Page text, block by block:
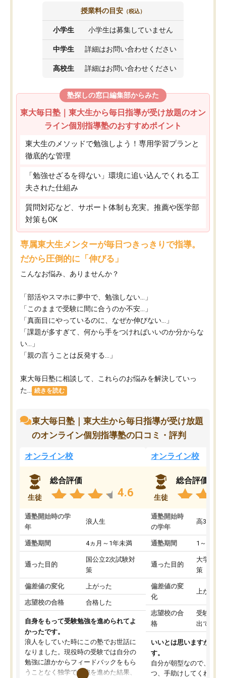
授業料の目安 （税込）
小学生 小学生は募集していません
中学生 詳細はお問い合わせください
高校生 詳細はお問い合わせください
塾探しの窓口編集部からみた
東大毎日塾｜東大生から毎日指導が受け放題のオン
ライン個別指導塾のおすすめポイント
東大生のメソッドで勉強しよう！専用学習プランと
徹底的な管理
「勉強せざるを得ない」環境に追い込んでくれる工
夫された仕組み
質問対応など、サポート体制も充実。推薦や医学部
対策もOK
専属東大生メンターが毎日つきっきりで指導。
だから圧倒的に「伸びる」
こんなお悩み、ありませんか？
「部活やスマホに夢中で、勉強しない…」
「このままで受験に間に合うのか不安…」
「真面目にやっているのに、なぜか伸びない…」
「課題が多すぎて、何から手をつければいいのか分からな
い…」
「親の言うことは反発する…」
東大毎日塾に相談して、これらのお悩みを解決していっ
た...
続きを読む
東大毎日塾｜東大生から毎日指導が受け放題
のオンライン個別指導塾の口コミ・評判
オンライン校
生徒
総合評価
4.6
通塾開始時の学
年
浪人生
通塾期間 4ヵ月～1年未満
通った目的
国公立2次試験対
策
偏差値の変化 上がった
志望校の合格 合格した
自身をもって受験勉強を進められてよ
かったです。
浪人をしていた時にこの塾でお世話に
なりました。現役時の受験では自分の
勉強に誰かからフィードバックをもら
うことなく独学で勉強を進めた結果、
オンライン校
生徒
総合評価
通塾開始時
の学年
高3
通塾期間 1～3ヵ月
通った目的
大学入学
策
偏差値の変
化
上がった
志望校の合
格
受験して
出ていな
いいとは思いますが、料
す。
自分が朝型なので、自習
つ、手助けしてくれる設